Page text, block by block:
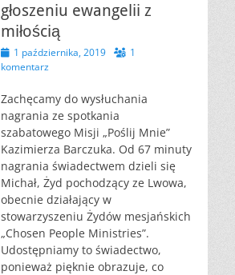
głoszeniu ewangelii z
miłością
Opublikowano
1 października, 2019
1
komentarz
Zachęcamy do wysłuchania
nagrania ze spotkania
szabatowego Misji „Poślij Mnie”
Kazimierza Barczuka. Od 67 minuty
nagrania świadectwem dzieli się
Michał, Żyd pochodzący ze Lwowa,
obecnie działający w
stowarzyszeniu Żydów mesjańskich
„Chosen People Ministries”.
Udostępniamy to świadectwo,
ponieważ pięknie obrazuje, co